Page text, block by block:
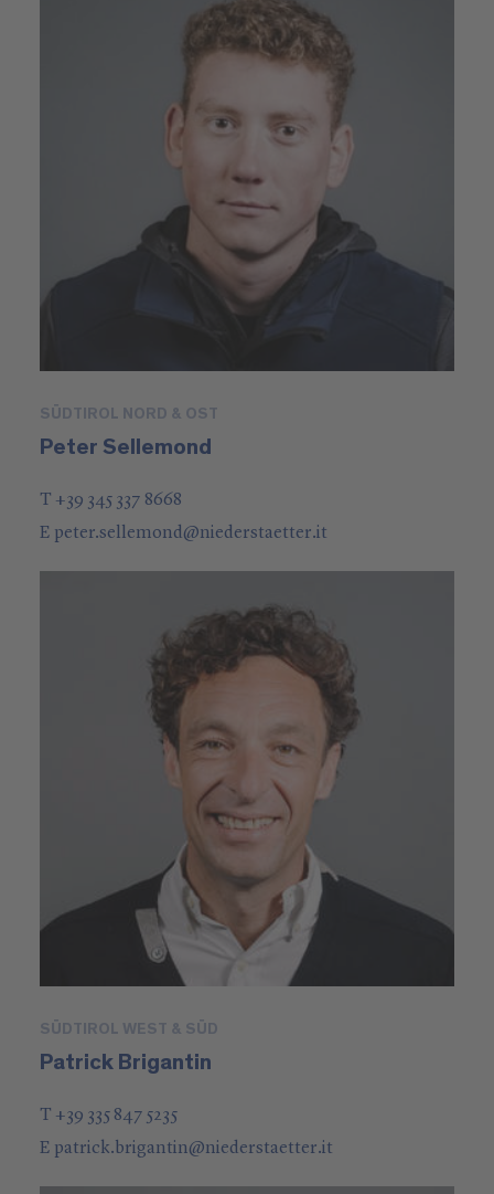
SÜDTIROL NORD & OST
Peter Sellemond
T +39 345 337 8668
E peter.sellemond@niederstaetter.it
SÜDTIROL WEST & SÜD
Patrick Brigantin
T +39 335 847 5235
E patrick.brigantin@niederstaetter.it